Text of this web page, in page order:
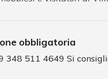
obbligatoria
348 511 4649 Si